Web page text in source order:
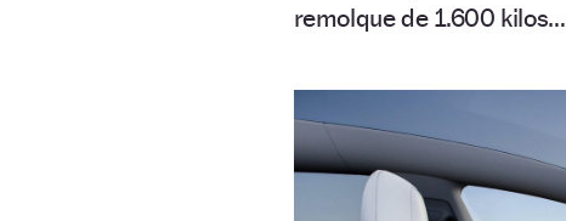
remolque de 1.600 kilos…